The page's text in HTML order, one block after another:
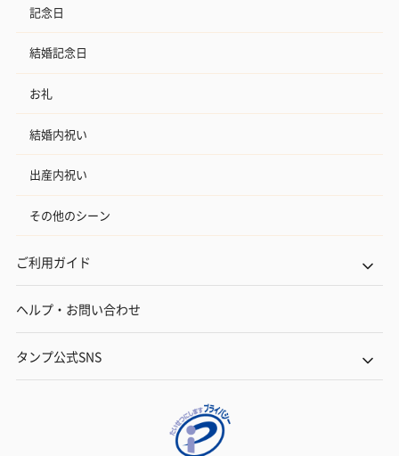
記念日
結婚記念日
お礼
結婚内祝い
出産内祝い
その他のシーン
ご利用ガイド
ヘルプ・お問い合わせ
タンプ公式SNS